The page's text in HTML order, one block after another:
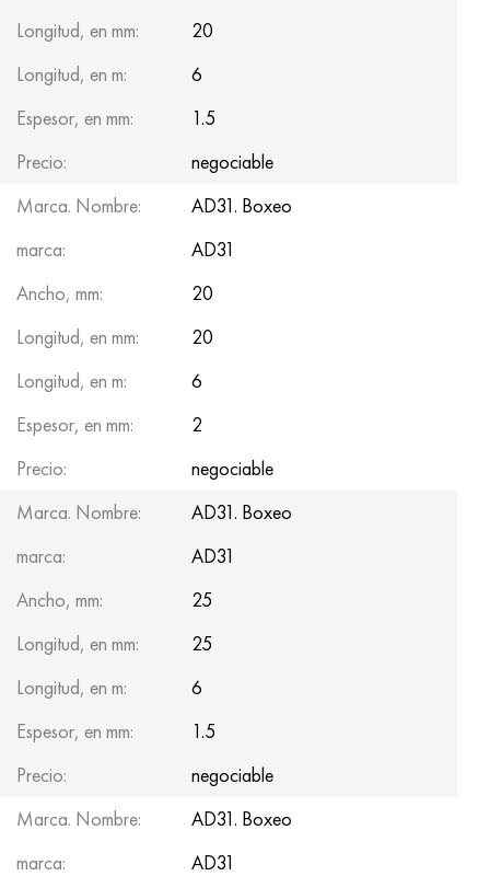
Longitud, en mm:
20
Longitud, en m:
6
Espesor, en mm:
1.5
Precio:
negociable
Marca. Nombre:
AD31. Boxeo
marca:
AD31
Ancho, mm:
20
Longitud, en mm:
20
Longitud, en m:
6
Espesor, en mm:
2
Precio:
negociable
Marca. Nombre:
AD31. Boxeo
marca:
AD31
Ancho, mm:
25
Longitud, en mm:
25
Longitud, en m:
6
Espesor, en mm:
1.5
Precio:
negociable
Marca. Nombre:
AD31. Boxeo
marca:
AD31